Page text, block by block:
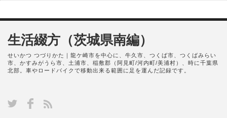
生活綴方（茨城県南編）
せいかつ つづりかた｜龍ケ崎市を中心に、牛久市、つくば市、つくばみらい
市、かすみがうら市、土浦市、稲敷郡（阿見町/河内町/美浦村）、時に千葉県
北部。車やロードバイクで移動出来る範囲に足を運んだ記録です。